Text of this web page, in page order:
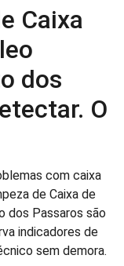
Caixa
dos
O
com caixa
de Caixa de
dos Passaros são
indicadores de
sem demora.